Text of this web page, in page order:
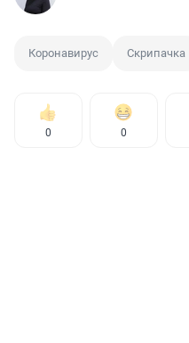
Коронавирус Скрипачка
0 0